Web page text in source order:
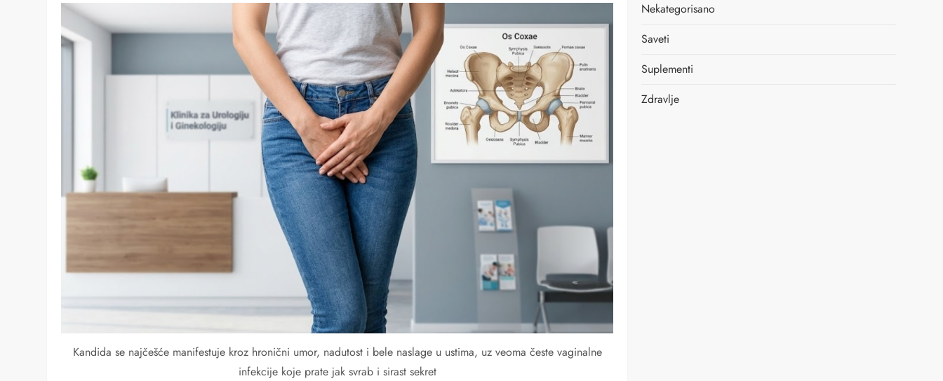
Kandida se najčešće manifestuje kroz hronični umor, nadutost i bele naslage u ustima, uz veoma česte vaginalne
infekcije koje prate jak svrab i sirast sekret
Nekategorisano
Saveti
Suplementi
Zdravlje